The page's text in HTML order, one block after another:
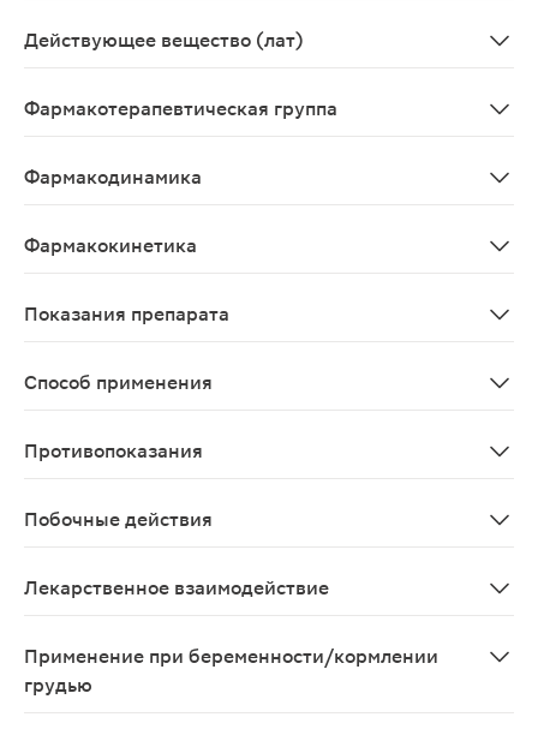
Действующее вещество (лат)
Фармакотерапевтическая группа
Фармакодинамика
Фармакокинетика
Показания препарата
Способ применения
Противопоказания
Побочные действия
Лекарственное взаимодействие
Применение при беременности/кормлении
грудью